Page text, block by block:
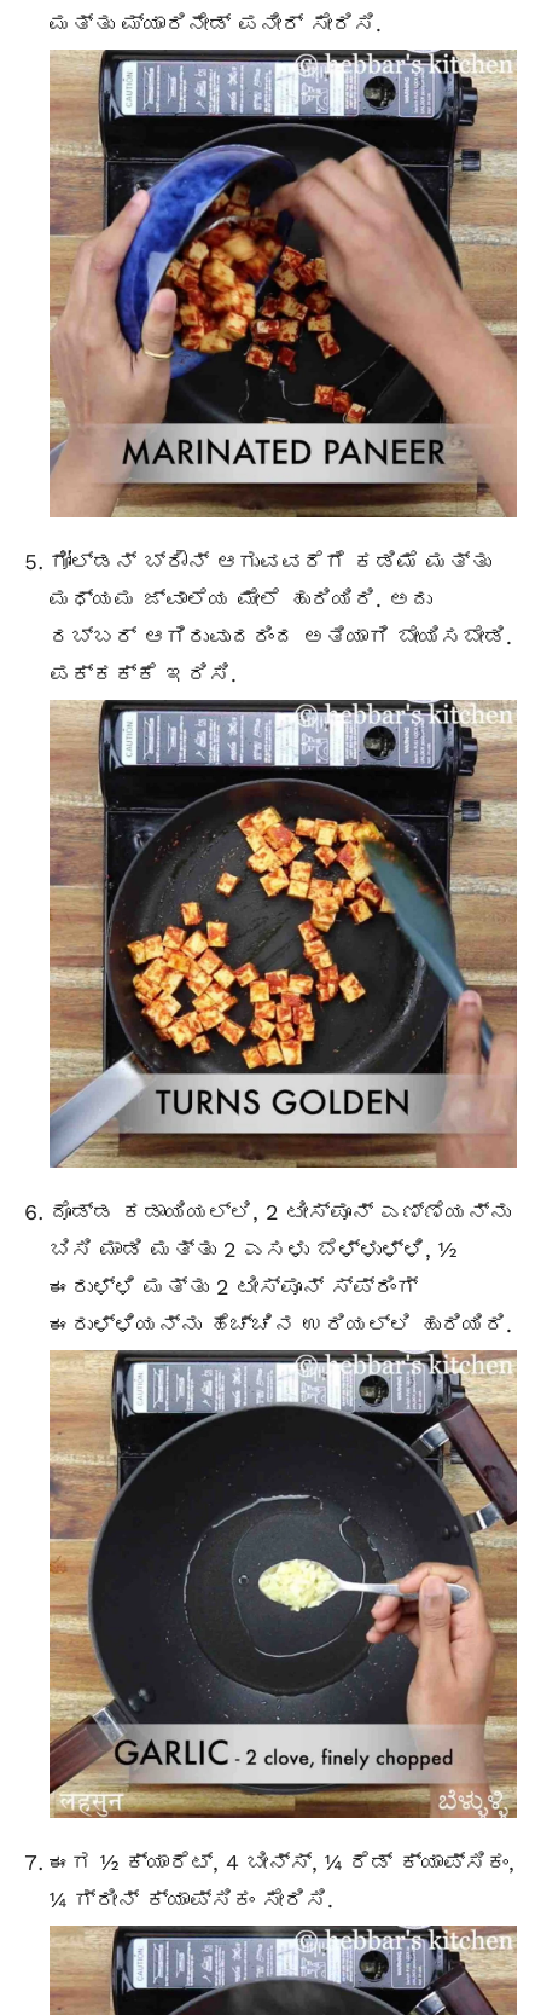
ಮತ್ತು ಮ್ಯಾರಿನೇಡ್ ಪನೀರ್ ಸೇರಿಸಿ.
ಗೋಲ್ಡನ್ ಬ್ರೌನ್ ಆಗುವವರೆಗೆ ಕಡಿಮೆ ಮತ್ತು
ಮಧ್ಯಮ ಜ್ವಾಲೆಯ ಮೇಲೆ ಹುರಿಯಿರಿ. ಅದು
ರಬ್ಬರ್ ಆಗಿರುವುದರಿಂದ ಅತಿಯಾಗಿ ಬೇಯಿಸಬೇಡಿ.
ಪಕ್ಕಕ್ಕೆ ಇರಿಸಿ.
ದೊಡ್ಡ ಕಡಾಯಿಯಲ್ಲಿ, 2 ಟೀಸ್ಪೂನ್ ಎಣ್ಣೆಯನ್ನು
ಬಿಸಿ ಮಾಡಿ ಮತ್ತು 2 ಎಸಳು ಬೆಳ್ಳುಳ್ಳಿ, ½
ಈರುಳ್ಳಿ ಮತ್ತು 2 ಟೀಸ್ಪೂನ್ ಸ್ಪ್ರಿಂಗ್
ಈರುಳ್ಳಿಯನ್ನು ಹೆಚ್ಚಿನ ಉರಿಯಲ್ಲಿ ಹುರಿಯಿರಿ.
ಈಗ ½ ಕ್ಯಾರೆಟ್, 4 ಬೀನ್ಸ್, ¼ ರೆಡ್ ಕ್ಯಾಪ್ಸಿಕಂ,
¼ ಗ್ರೀನ್ ಕ್ಯಾಪ್ಸಿಕಂ ಸೇರಿಸಿ.